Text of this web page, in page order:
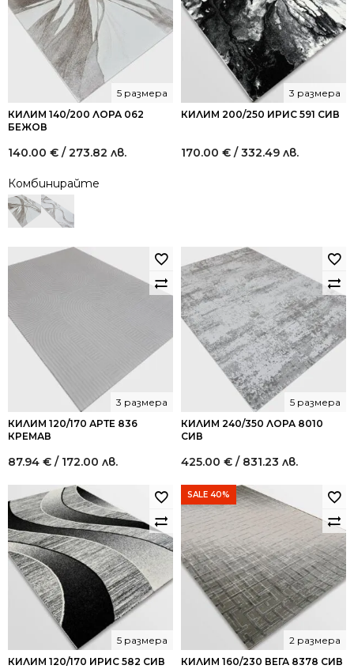
КИЛИМ 140/200 ЛОРА 062
БЕЖОВ
5 размера
140.00 € / 273.82 лв.
Комбинирайте
КИЛИМ 200/250 ИРИС 591 СИВ
3 размера
170.00 € / 332.49 лв.
КИЛИМ 120/170 АРТЕ 836
КРЕМАВ
3 размера
87.94 € / 172.00 лв.
КИЛИМ 240/350 ЛОРА 8010
СИВ
5 размера
425.00 € / 831.23 лв.
КИЛИМ 120/170 ИРИС 582 СИВ
5 размера
SALE 40%
КИЛИМ 160/230 ВЕГА 8378 СИВ
2 размера